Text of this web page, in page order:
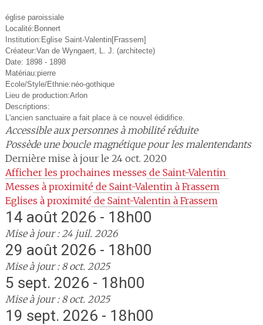
église paroissiale
Localité:Bonnert
Institution:Eglise Saint-Valentin[Frassem]
Créateur:Van de Wyngaert, L. J. (architecte)
Date: 1898 - 1898
Matériau:pierre
Ecole/Style/Ethnie:néo-gothique
Lieu de production:Arlon
Descriptions:
L'ancien sanctuaire a fait place à ce nouvel édidifice.
Accessible aux personnes à mobilité réduite
Possède une boucle magnétique pour les malentendants
Dernière mise à jour le 24 oct. 2020
Afficher les prochaines messes de Saint-Valentin
Messes à proximité de Saint-Valentin à Frassem
Eglises à proximité de Saint-Valentin à Frassem
14 août 2026 - 18h00
Mise à jour : 24 juil. 2026
29 août 2026 - 18h00
Mise à jour : 8 oct. 2025
5 sept. 2026 - 18h00
Mise à jour : 8 oct. 2025
19 sept. 2026 - 18h00